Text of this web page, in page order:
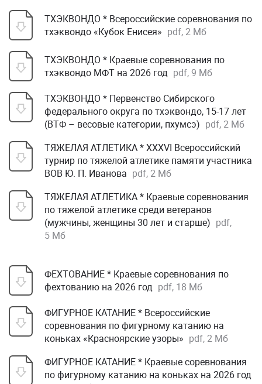
ТХЭКВОНДО * Всероссийские соревнования по
тхэквондо «Кубок Енисея» pdf, 2 Мб
ТХЭКВОНДО * Краевые соревнования по
тхэквондо МФТ на 2026 год pdf, 9 Мб
ТХЭКВОНДО * Первенство Сибирского
федерального округа по тхэквондо, 15-17 лет
(ВТФ – весовые категории, пхумсэ) pdf, 2 Мб
ТЯЖЕЛАЯ АТЛЕТИКА * XXXVI Всероссийский
турнир по тяжелой атлетике памяти участника
ВОВ Ю. П. Иванова pdf, 2 Мб
ТЯЖЕЛАЯ АТЛЕТИКА * Краевые соревнования
по тяжелой атлетике среди ветеранов
(мужчины, женщины 30 лет и старше) pdf,
5 Мб
ФЕХТОВАНИЕ * Краевые соревнования по
фехтованию на 2026 год pdf, 18 Мб
ФИГУРНОЕ КАТАНИЕ * Всероссийские
соревнования по фигурному катанию на
коньках «Красноярские узоры» pdf, 2 Мб
ФИГУРНОЕ КАТАНИЕ * Краевые соревнования
по фигурному катанию на коньках на 2026 год